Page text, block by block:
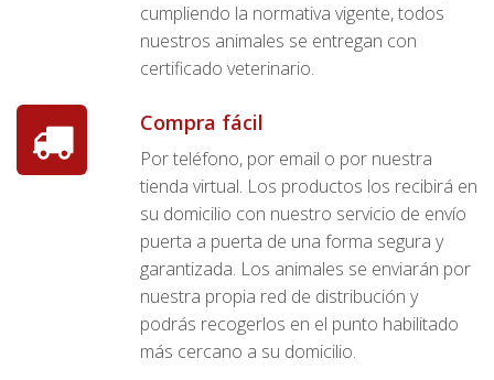
cumpliendo la normativa vigente, todos
nuestros animales se entregan con
certificado veterinario.
Compra fácil
Por teléfono, por email o por nuestra
tienda virtual. Los productos los recibirá en
su domicilio con nuestro servicio de envío
puerta a puerta de una forma segura y
garantizada. Los animales se enviarán por
nuestra propia red de distribución y
podrás recogerlos en el punto habilitado
más cercano a su domicilio.